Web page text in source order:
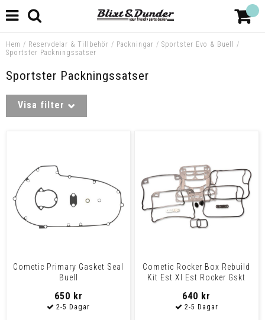
Hem / Reservdelar & Tillbehör / Packningar / Sportster Evo & Buell
/
Sportster Packningssatser
Sportster Packningssatser
Visa filter
Cometic Primary Gasket Seal
Buell
650 kr
Cometic Rocker Box Rebuild
Kit Est Xl Est Rocker Gskt
640 kr